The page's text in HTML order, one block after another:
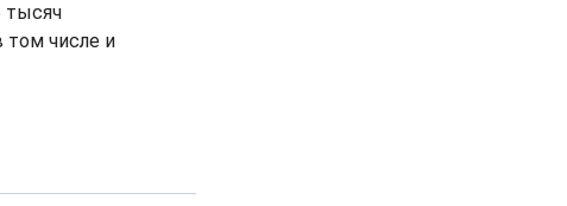
тысяч
том числе и